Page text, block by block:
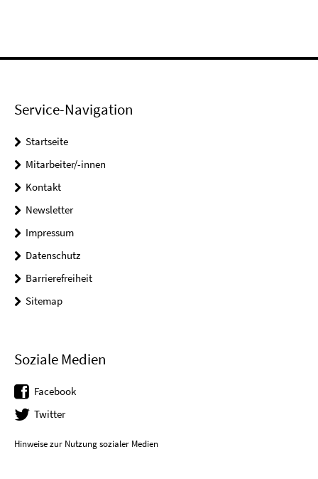
Service-Navigation
Startseite
Mitarbeiter/-innen
Kontakt
Newsletter
Impressum
Datenschutz
Barrierefreiheit
Sitemap
Soziale Medien
Facebook
Twitter
Hinweise zur Nutzung sozialer Medien